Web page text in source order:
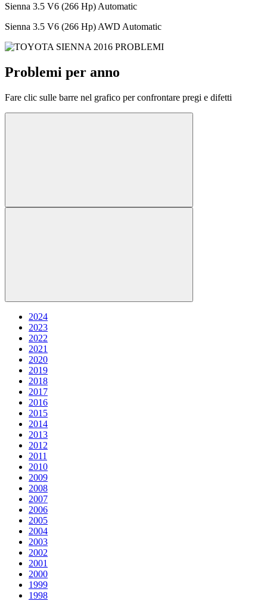
Sienna 3.5 V6 (266 Hp) Automatic
Sienna 3.5 V6 (266 Hp) AWD Automatic
Problemi per anno
Fare clic sulle barre nel grafico per confrontare pregi e difetti
2024
2023
2022
2021
2020
2019
2018
2017
2016
2015
2014
2013
2012
2011
2010
2009
2008
2007
2006
2005
2004
2003
2002
2001
2000
1999
1998